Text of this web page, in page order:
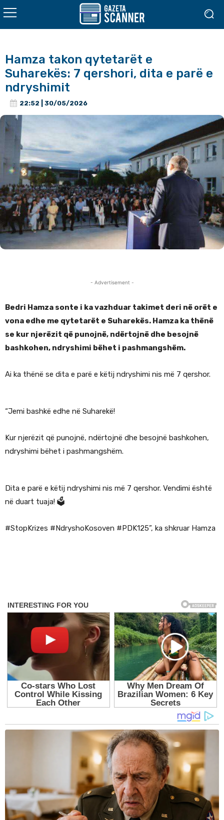
Hamza takon qytetarët e
Suharekës: 7 qershori, dita e parë e
ndryshimit
22:52 | 30/05/2026
- Advertisement -
Bedri Hamza sonte i ka vazhduar takimet deri në orët e
vona edhe me qytetarët e Suharekës. Hamza ka thënë
se kur njerëzit që punojnë, ndërtojnë dhe besojnë
bashkohen, ndryshimi bëhet i pashmangshëm.
Ai ka thënë se dita e parë e këtij ndryshimi nis më 7 qershor.
“Jemi bashkë edhe në Suharekë!
Kur njerëzit që punojnë, ndërtojnë dhe besojnë bashkohen,
ndryshimi bëhet i pashmangshëm.
Dita e parë e këtij ndryshimi nis më 7 qershor. Vendimi është
në duart tuaja! 🗳️
#StopKrizes #NdryshoKosoven #PDK125”, ka shkruar Hamza